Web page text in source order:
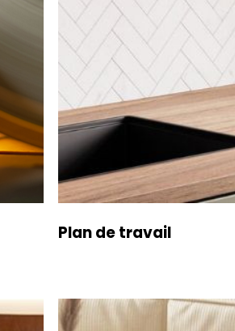
Plan de travail